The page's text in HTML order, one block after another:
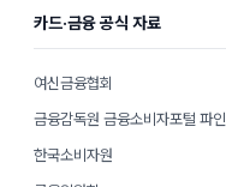
카드·금융 공식 자료
여신금융협회
금융감독원 금융소비자포털 파인
한국소비자원